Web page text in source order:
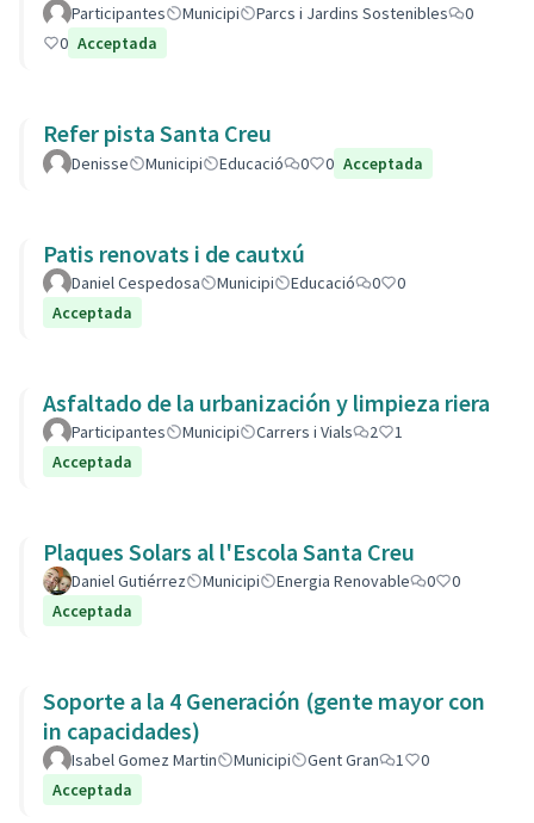
Participantes Municipi Parcs i Jardins Sostenibles
0
0 Acceptada
Refer pista Santa Creu
Denisse Municipi Educació 0 0 Acceptada
Patis renovats i de cautxú
Daniel Cespedosa Municipi Educació 0
0
Acceptada
Asfaltado de la urbanización y limpieza riera
Participantes Municipi Carrers i Vials 2
1
Acceptada
Plaques Solars al l'Escola Santa Creu
Daniel Gutiérrez Municipi Energia Renovable 0
0
Acceptada
Soporte a la 4 Generación (gente mayor con
in capacidades)
Isabel Gomez Martin Municipi Gent Gran 1
0
Acceptada